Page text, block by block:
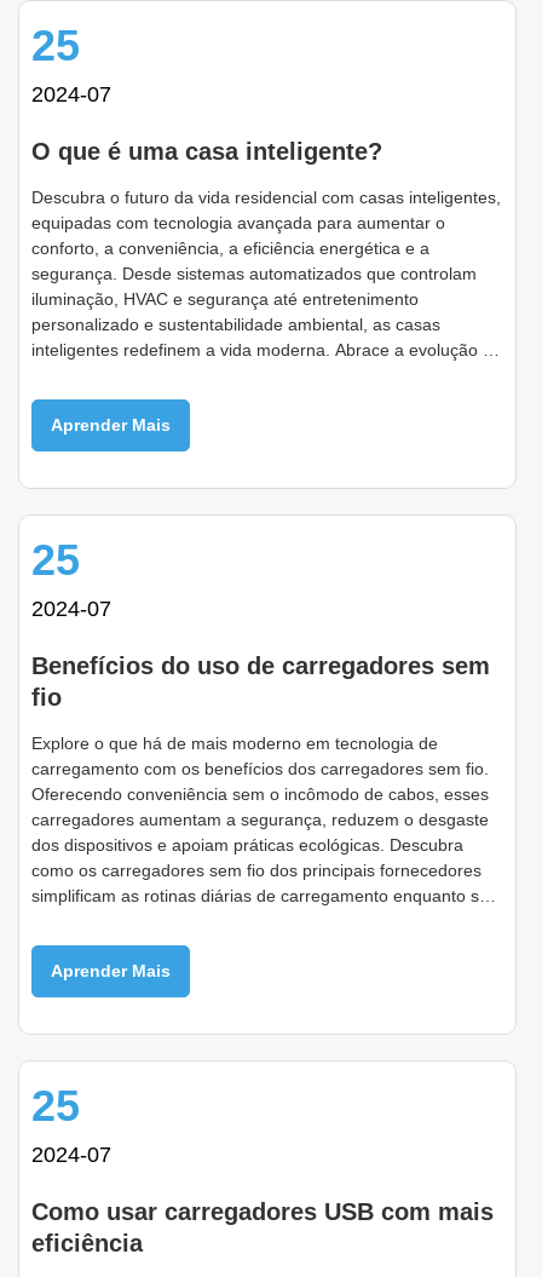
25
2024-07
O que é uma casa inteligente?
Descubra o futuro da vida residencial com casas inteligentes,
equipadas com tecnologia avançada para aumentar o
conforto, a conveniência, a eficiência energética e a
segurança. Desde sistemas automatizados que controlam
iluminação, HVAC e segurança até entretenimento
personalizado e sustentabilidade ambiental, as casas
inteligentes redefinem a vida moderna. Abrace a evolução da
diárias e elevam as experiências residenciais em todo o
mundo.
Aprender Mais
25
2024-07
Benefícios do uso de carregadores sem
fio
Explore o que há de mais moderno em tecnologia de
carregamento com os benefícios dos carregadores sem fio.
Oferecendo conveniência sem o incômodo de cabos, esses
carregadores aumentam a segurança, reduzem o desgaste
dos dispositivos e apoiam práticas ecológicas. Descubra
como os carregadores sem fio dos principais fornecedores
simplificam as rotinas diárias de carregamento enquanto se
Aprender Mais
25
2024-07
Como usar carregadores USB com mais
eficiência